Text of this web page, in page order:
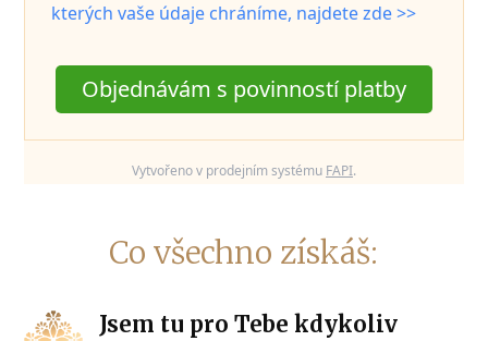
kterých vaše údaje chráníme, najdete zde >>
Objednávám s povinností platby
Vytvořeno v prodejním systému FAPI.
Co všechno získáš:
Jsem tu pro Tebe kdykoliv